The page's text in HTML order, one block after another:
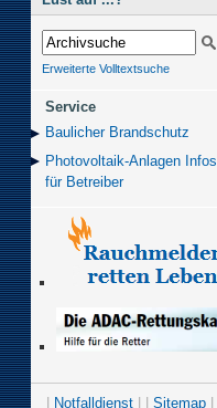
Erweiterte Volltextsuche
Service
Baulicher Brand­schutz
Photovoltaik-Anlagen Infos
für Betreiber
Notfalldienst Sitemap